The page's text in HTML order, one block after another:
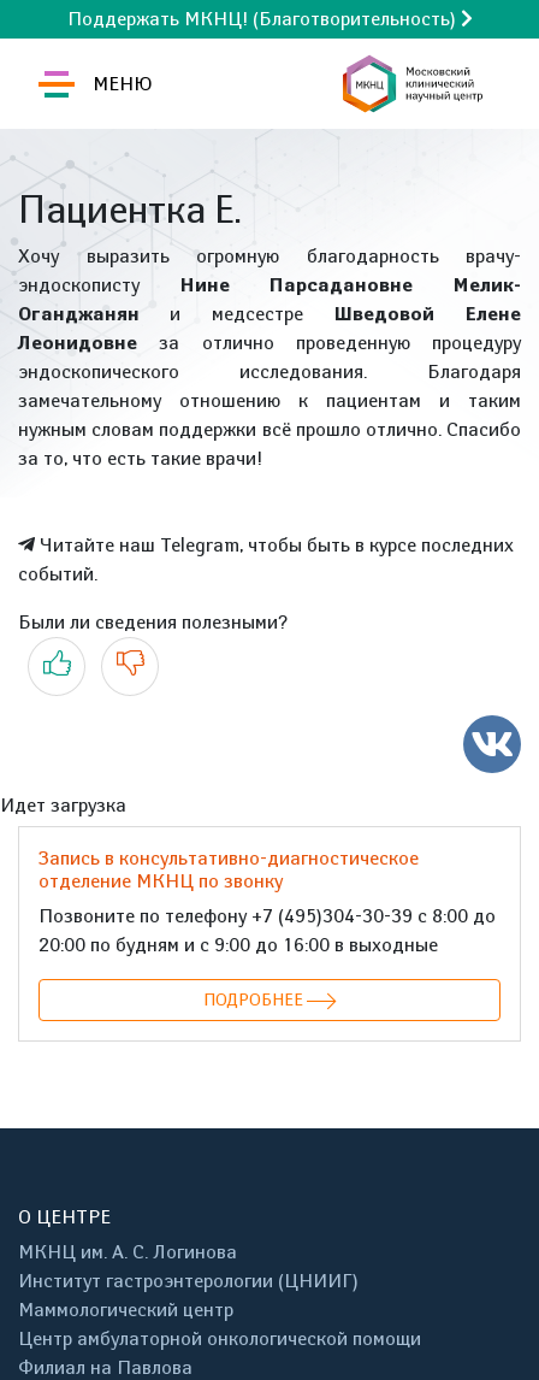
Поддержать МКНЦ! (Благотворительность)
МЕНЮ
Пациентка Е.
Хочу выразить огромную благодарность врачу-
эндоскописту
Нине Парсадановне Мелик-
Оганджанян и медсестре
Шведовой Елене
Леонидовне за отлично проведенную процедуру
эндоскопического исследования. Благодаря
замечательному отношению к пациентам и таким
нужным словам поддержки всё прошло отлично. Спасибо
за то, что есть такие врачи!
Читайте наш Telegram, чтобы быть в курсе последних
событий.
Были ли сведения полезными?
Да Нет
Идет загрузка
Запись в консультативно-диагностическое
отделение МКНЦ по звонку
Позвоните по телефону +7 (495)304-30-39 с 8:00 до
20:00 по будням и с 9:00 до 16:00 в выходные
ПОДРОБНЕЕ
О ЦЕНТРЕ
МКНЦ им. А. С. Логинова
Институт гастроэнтерологии (ЦНИИГ)
Маммологический центр
Центр амбулаторной онкологической помощи
Филиал на Павлова